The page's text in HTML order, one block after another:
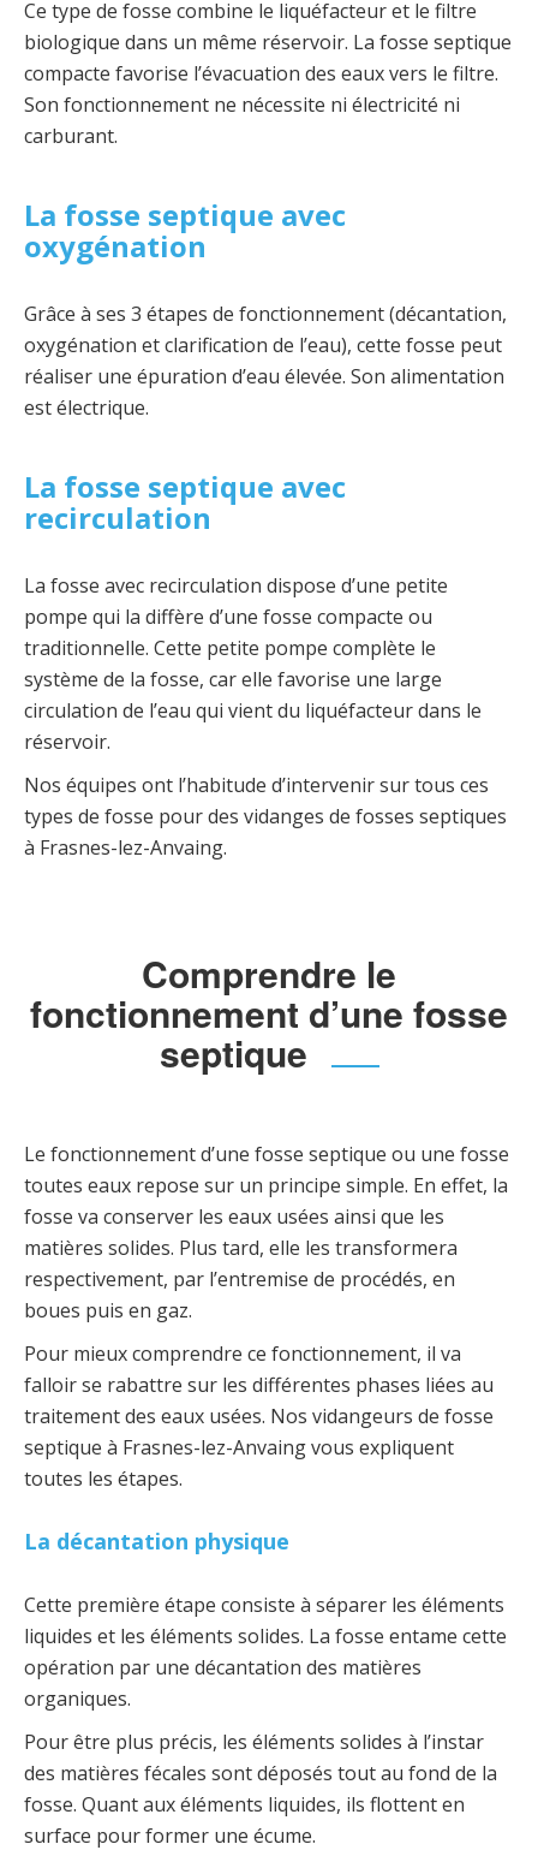
Ce type de fosse combine le liquéfacteur et le filtre
biologique dans un même réservoir. La fosse septique
compacte favorise l’évacuation des eaux vers le filtre.
Son fonctionnement ne nécessite ni électricité ni
carburant.
La fosse septique avec
oxygénation
Grâce à ses 3 étapes de fonctionnement (décantation,
oxygénation et clarification de l’eau), cette fosse peut
réaliser une épuration d’eau élevée. Son alimentation
est électrique.
La fosse septique avec
recirculation
La fosse avec recirculation dispose d’une petite
pompe qui la diffère d’une fosse compacte ou
traditionnelle. Cette petite pompe complète le
système de la fosse, car elle favorise une large
circulation de l’eau qui vient du liquéfacteur dans le
réservoir.
Nos équipes ont l’habitude d’intervenir sur tous ces
types de fosse pour des vidanges de fosses septiques
à Frasnes-lez-Anvaing.
Comprendre le
fonctionnement d’une fosse
septique
Le fonctionnement d’une fosse septique ou une fosse
toutes eaux repose sur un principe simple. En effet, la
fosse va conserver les eaux usées ainsi que les
matières solides. Plus tard, elle les transformera
respectivement, par l’entremise de procédés, en
boues puis en gaz.
Pour mieux comprendre ce fonctionnement, il va
falloir se rabattre sur les différentes phases liées au
traitement des eaux usées. Nos vidangeurs de fosse
septique à Frasnes-lez-Anvaing vous expliquent
toutes les étapes.
La décantation physique
Cette première étape consiste à séparer les éléments
liquides et les éléments solides. La fosse entame cette
opération par une décantation des matières
organiques.
Pour être plus précis, les éléments solides à l’instar
des matières fécales sont déposés tout au fond de la
fosse. Quant aux éléments liquides, ils flottent en
surface pour former une écume.